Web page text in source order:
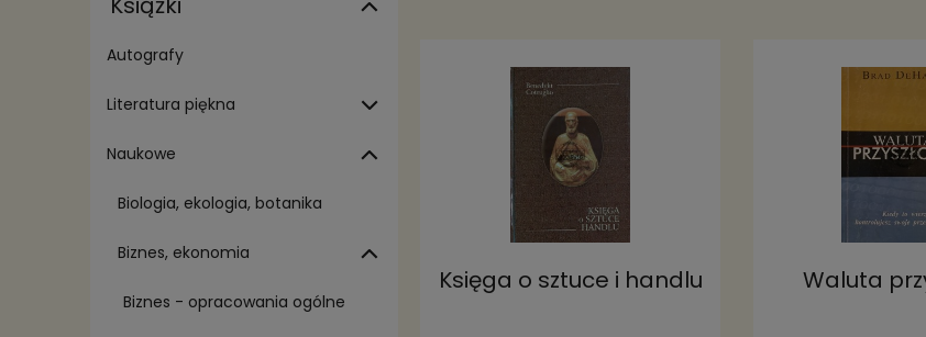
Autografy
Literatura piękna
Naukowe
Biologia, ekologia, botanika
Biznes, ekonomia
Biznes - opracowania ogólne
Księga o sztuce i handlu Waluta